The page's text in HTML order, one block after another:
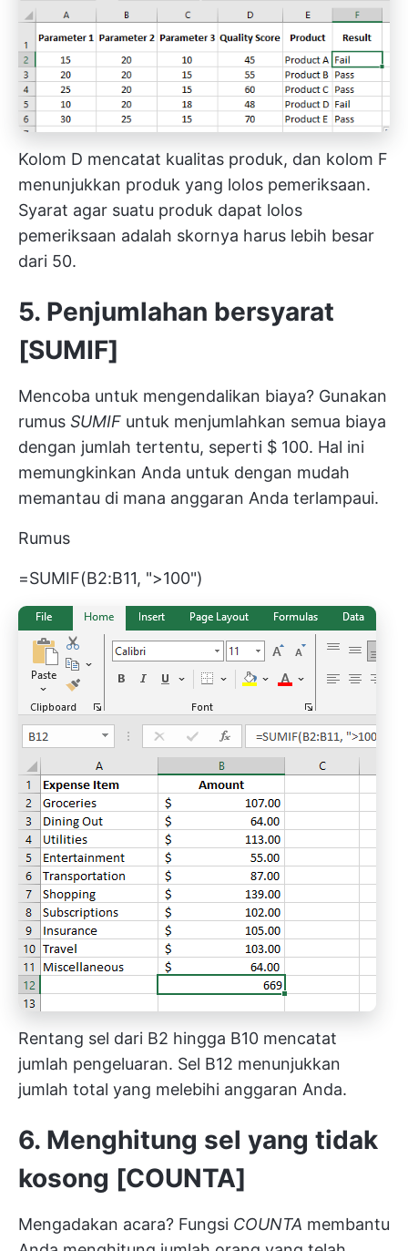
Kolom D mencatat kualitas produk, dan kolom F
menunjukkan produk yang lolos pemeriksaan.
Syarat agar suatu produk dapat lolos
pemeriksaan adalah skornya harus lebih besar
dari 50.
5. Penjumlahan bersyarat
[SUMIF]
Mencoba untuk mengendalikan biaya? Gunakan
rumus SUMIF untuk menjumlahkan semua biaya
dengan jumlah tertentu, seperti $ 100. Hal ini
memungkinkan Anda untuk dengan mudah
memantau di mana anggaran Anda terlampaui.
Rumus
=SUMIF(B2:B11, ">100")
Rentang sel dari B2 hingga B10 mencatat
jumlah pengeluaran. Sel B12 menunjukkan
jumlah total yang melebihi anggaran Anda.
6. Menghitung sel yang tidak
kosong [COUNTA]
Mengadakan acara? Fungsi COUNTA membantu